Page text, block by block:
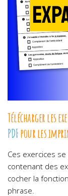
Télécharger les
PDFpour les
Ces exercices
contenant des
cocher la
phrase.